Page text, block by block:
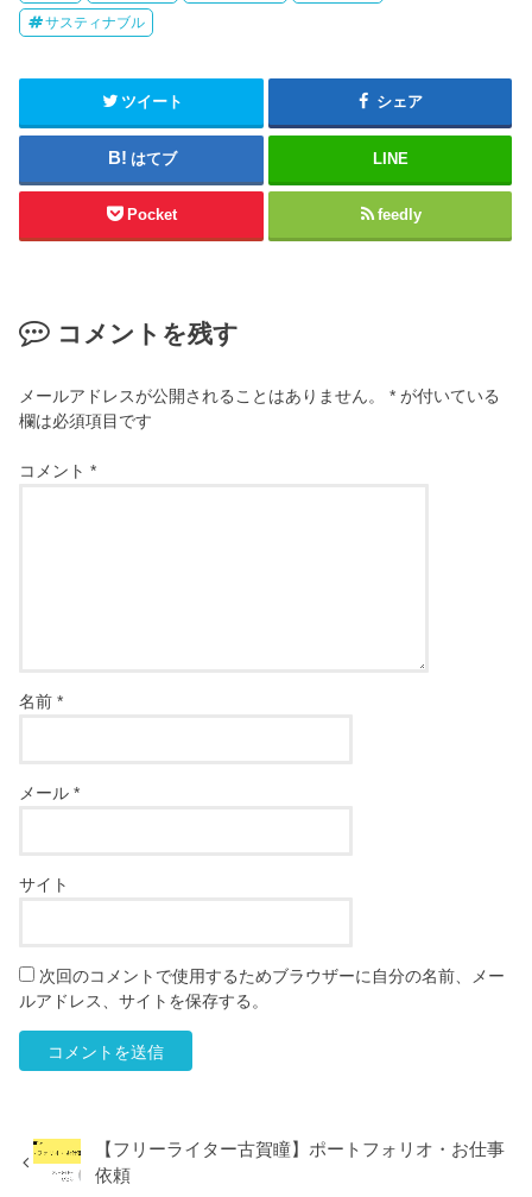
サスティナブル
ツイート シェア
はてブ LINE
Pocket feedly
コメントを残す
メールアドレスが公開されることはありません。 * が付いている
欄は必須項目です
コメント*
名前*
メール*
サイト
次回のコメントで使用するためブラウザーに自分の名前、メー
ルアドレス、サイトを保存する。
【フリーライター古賀瞳】ポートフォリオ・お仕事
依頼